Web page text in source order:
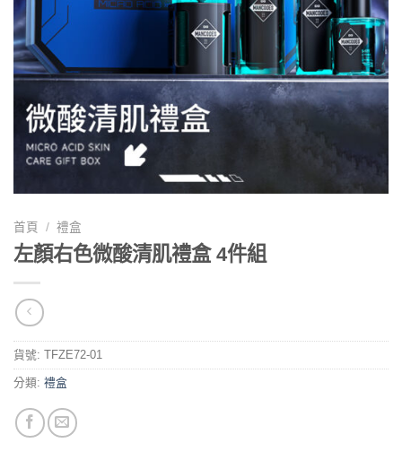
首頁 / 禮盒
左顏右色微酸清肌禮盒 4件組
貨號: TFZE72-01
分類: 禮盒